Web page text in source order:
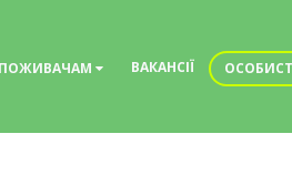
ВАКАНСІЇ